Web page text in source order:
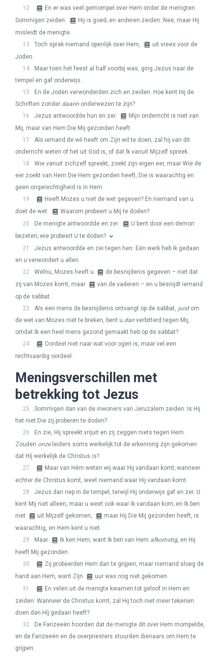
12
En er was veel gemompel over Hem onder de menigten.
Sommigen zeiden:
Hij is goed; en anderen zeiden: Nee, maar Hij
misleidt de menigte.
13
Toch sprak niemand openlijk over Hem,
uit vrees voor de
Joden.
14
Maar toen het feest al half voorbij was, ging Jezus naar de
tempel en gaf onderwijs.
15
En de Joden verwonderden zich en zeiden: Hoe kent Hij de
Schriften zonder daarin onderwezen te zijn?
16
Jezus antwoordde hun en zei:
Mijn onderricht is niet van
Mij, maar van Hem Die Mij gezonden heeft.
17
Als iemand de wil heeft om Zijn wil te doen, zal hij van dit
onderricht weten of het uit God is, of dat Ik vanuit Mijzelf spreek.
18
Wie vanuit zichzelf spreekt, zoekt zijn eigen eer, maar Wie de
eer zoekt van Hem Die Hem gezonden heeft, Die is waarachtig en
geen ongerechtigheid is in Hem.
19
Heeft Mozes u niet de wet gegeven? En niemand van u
doet de wet.
Waarom probeert u Mij te doden?
20
De menigte antwoordde en zei:
U bent door een demon
bezeten; wie probeert U te doden?
21
Jezus antwoordde en zei tegen hen: Eén werk heb Ik gedaan
en u verwondert u allen.
22
Welnu, Mozes heeft u
de besnijdenis gegeven – niet dat
zij van Mozes komt, maar
van de vaderen – en u besnijdt iemand
op de sabbat.
23
Als een mens de besnijdenis ontvangt op de sabbat, juistom
de wet van Mozes niet te breken, bent u dan verbitterd tegen Mij,
omdat Ik een heel mens gezond gemaakt heb op de sabbat?
24
Oordeel niet naar wat voor ogen is, maar vel een
rechtvaardig oordeel.
Meningsverschillen met
betrekking tot Jezus
25
Sommigen dan van de inwoners van Jeruzalem zeiden: Is Hij
het niet Die zij proberen te doden?
26
En zie, Hij spreekt vrijuit en zij zeggen niets tegen Hem.
Zouden onzeleiders soms werkelijk tot de erkenning zijn gekomen
dat Híj werkelijk de Christus is?
27
Maar van Hém weten wij waar Hij vandaan komt; wanneer
echter de Christus komt, weet niemand waar Hij vandaan komt.
28
Jezus dan riep in de tempel, terwijl Hij onderwijs gaf en zei: U
kent Mij niet alleen, maar u weet ook waar Ik vandaan kom; en Ik ben
niet
uit Mijzelf gekomen,
maar Hij Die Mij gezonden heeft, is
waarachtig, en Hem kent u niet.
29
Maar Ik ken Hem, want Ik ben van Hem afkomstig, en Hij
heeft Mij gezonden.
30
Zij probeerden Hem dan te grijpen, maar niemand sloeg de
hand aan Hem, want Zijn
uur was nog niet gekomen.
31
En velen uit de menigte kwamen tot geloof in Hem en
zeiden: Wanneer de Christus komt, zal Hij toch niet meer tekenen
doen dan Híj gedaan heeft?
32
De Farizeeën hoorden dat de menigte dit over Hem mompelde,
en de Farizeeën en de overpriesters stuurden dienaars om Hem te
grijpen.